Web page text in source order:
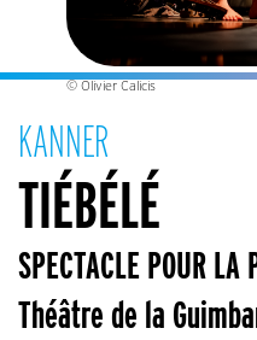
KANNER
© Olivier Calicis
TIÉBÉLÉ
SPECTACLE POUR LA
Théâtre de la